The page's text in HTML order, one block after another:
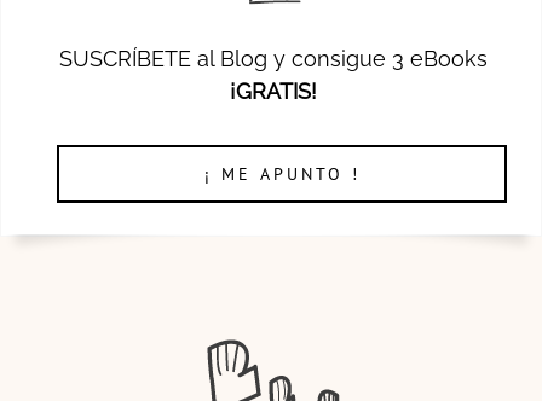
SUSCRÍBETE al Blog y consigue 3 eBooks
¡GRATIS!
¡ ME APUNTO !